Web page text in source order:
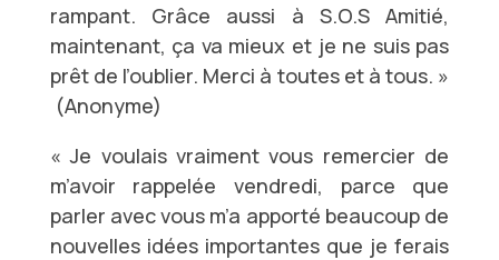
rampant. Grâce aussi à S.O.S Amitié,
maintenant, ça va mieux et je ne suis pas
prêt de l’oublier. Merci à toutes et à tous. »
(Anonyme)
« Je voulais vraiment vous remercier de
m’avoir rappelée vendredi, parce que
parler avec vous m’a apporté beaucoup de
nouvelles idées importantes que je ferais